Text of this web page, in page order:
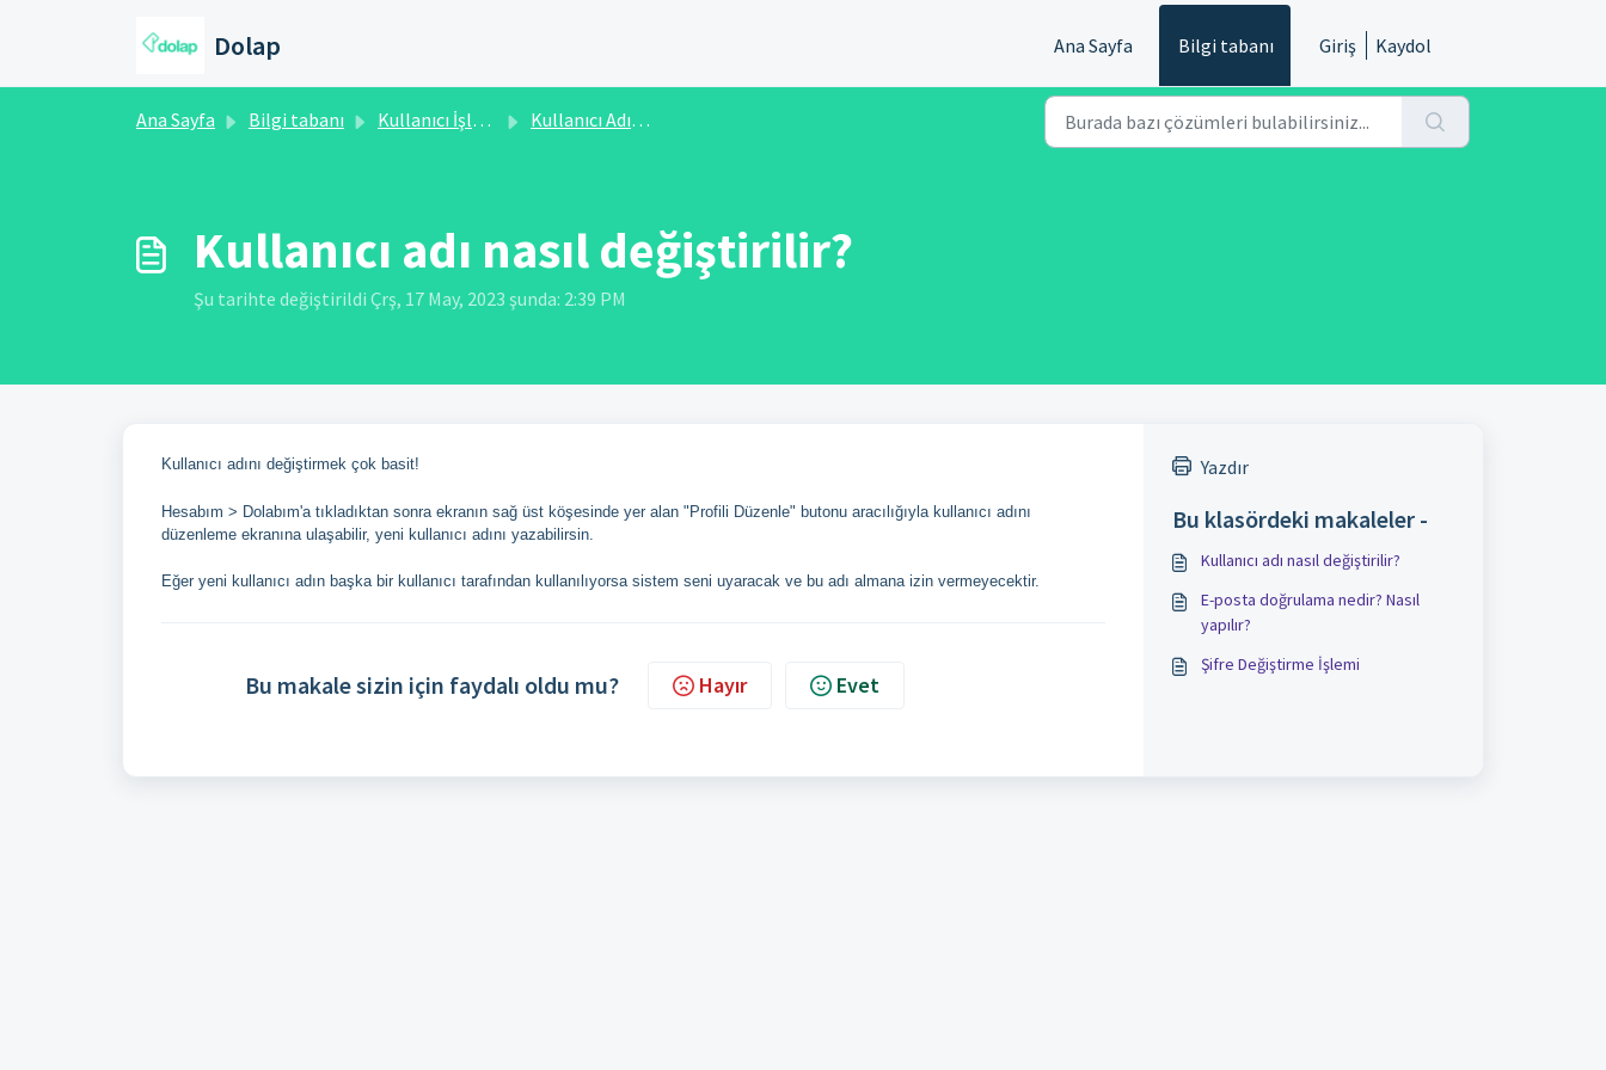
Dolap Ana Sayfa Bilgi tabanı Giriş Kaydol
Ana Sayfa Bilgi tabanı Kullanıcı İşlemleri Kullanıcı Adı, E-posta ve Şifre
Kullanıcı adı nasıl değiştirilir?
Şu tarihte değiştirildi Çrş, 17 May, 2023 şunda: 2:39 PM
Kullanıcı adını değiştirmek çok basit!
Hesabım > Dolabım'a tıkladıktan sonra ekranın sağ üst köşesinde yer alan "Profili Düzenle" butonu aracılığıyla kullanıcı adını
düzenleme ekranına ulaşabilir, yeni kullanıcı adını yazabilirsin.
Eğer yeni kullanıcı adın başka bir kullanıcı tarafından kullanılıyorsa sistem seni uyaracak ve bu adı almana izin vermeyecektir.
Bu makale sizin için faydalı oldu mu? Hayır Evet
Yazdır
Bu klasördeki makaleler -
Kullanıcı adı nasıl değiştirilir?
E-posta doğrulama nedir? Nasıl
yapılır?
Şifre Değiştirme İşlemi